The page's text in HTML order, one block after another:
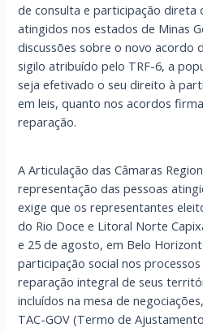
de consulta e participação
atingidos nos estados de Minas
discussões sobre o novo acordo
sigilo atribuído pelo TRF-6, a
seja efetivado o seu direito à
em leis, quanto nos acordos
reparação.
A Articulação das Câmaras
representação das pessoas
exige que os representantes
do Rio Doce e Litoral Norte
e 25 de agosto, em Belo
participação social nos
reparação integral de seus
incluídos na mesa de
TAC-GOV (Termo de